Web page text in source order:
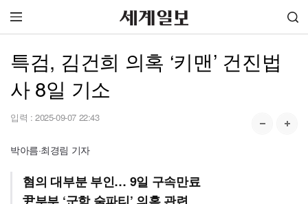
특검, 김건희 의혹 ‘키맨’ 건진법
사 8일 기소
입력 : 2025-09-07 22:43
박아름·최경림 기자
혐의 대부분 부인… 9일 구속만료